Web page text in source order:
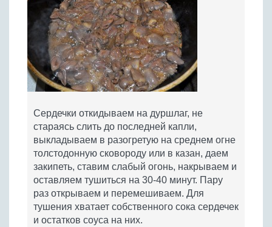
Сердечки откидываем на дуршлаг, не
стараясь слить до последней капли,
выкладываем в разогретую на среднем огне
толстодонную сковороду или в казан, даем
закипеть, ставим слабый огонь, накрываем и
оставляем тушиться на 30-40 минут. Пару
раз открываем и перемешиваем. Для
тушения хватает собственного сока сердечек
и остатков соуса на них.